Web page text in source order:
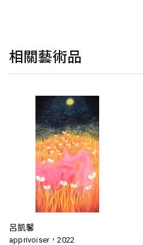
相關藝術品
呂凱馨
apprivoiser，2022